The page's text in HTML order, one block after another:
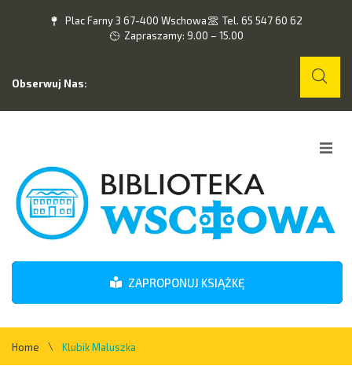
Plac Farny 3 67-400 Wschowa
Tel. 65 547 60 62
Zapraszamy: 9.00 – 15.00
Obserwuj Nas:
O nas
Wydarzenia
Kontakt
ZAPROPONUJ KSIĄŻKĘ
Home \ Klubik Maluszka